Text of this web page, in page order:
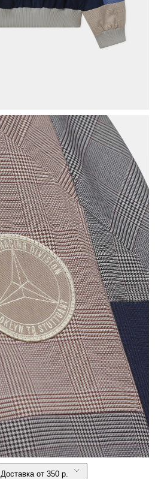
Доставка от 350 р.